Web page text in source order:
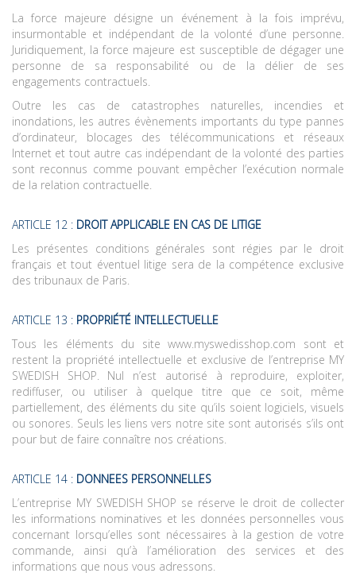
La force majeure désigne un événement à la fois imprévu,
insurmontable et indépendant de la volonté d’une personne.
Juridiquement, la force majeure est susceptible de dégager une
personne de sa responsabilité ou de la délier de ses
engagements contractuels.
Outre les cas de catastrophes naturelles, incendies et
inondations, les autres évènements importants du type pannes
d’ordinateur, blocages des télécommunications et réseaux
Internet et tout autre cas indépendant de la volonté des parties
sont reconnus comme pouvant empêcher l’exécution normale
de la relation contractuelle.
ARTICLE 12 : DROIT APPLICABLE EN CAS DE LITIGE
Les présentes conditions générales sont régies par le droit
français et tout éventuel litige sera de la compétence exclusive
des tribunaux de Paris.
ARTICLE 13 : PROPRIÉTÉ INTELLECTUELLE
Tous les éléments du sitewww.myswedisshop.com sont et
restent la propriété intellectuelle et exclusive de l’entreprise MY
SWEDISH SHOP. Nul n’est autorisé à reproduire, exploiter,
rediffuser, ou utiliser à quelque titre que ce soit, même
partiellement, des éléments du site qu’ils soient logiciels, visuels
ou sonores. Seuls les liens vers notre site sont autorisés s’ils ont
pour but de faire connaître nos créations.
ARTICLE 14 : DONNEES PERSONNELLES
L’entreprise MY SWEDISH SHOP se réserve le droit de collecter
les informations nominatives et les données personnelles vous
concernant lorsqu’elles sont nécessaires à la gestion de votre
commande, ainsi qu’à l’amélioration des services et des
informations que nous vous adressons.